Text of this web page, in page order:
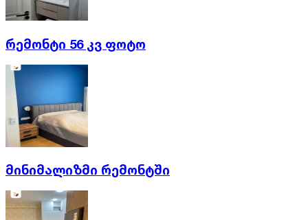
რემონტი 56 კვ ფოტო
მინიმალიზმი რემონტში